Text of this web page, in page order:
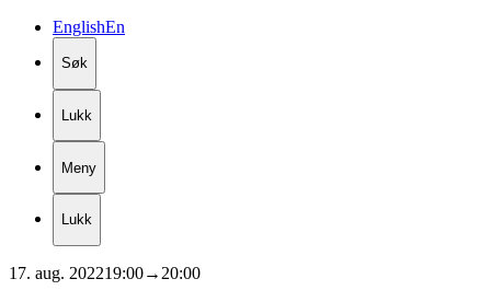
EnglishEn
Søk
Lukk
Meny
Lukk
17. aug. 202219:00→ 20:00